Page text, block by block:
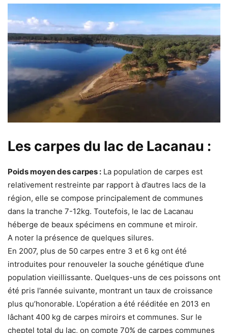
Les carpes du lac de Lacanau :
Poids moyen des carpes : La population de carpes est
relativement restreinte par rapport à d’autres lacs de la
région, elle se compose principalement de communes
dans la tranche 7-12kg. Toutefois, le lac de Lacanau
héberge de beaux spécimens en commune et miroir.
A noter la présence de quelques silures.
En 2007, plus de 50 carpes entre 3 et 6 kg ont été
introduites pour renouveler la souche génétique d’une
population vieillissante. Quelques-uns de ces poissons ont
été pris l’année suivante, montrant un taux de croissance
plus qu’honorable. L’opération a été rééditée en 2013 en
lâchant 400 kg de carpes miroirs et communes. Sur le
cheptel total du lac, on compte 70% de carpes communes